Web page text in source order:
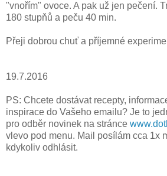
"vnořím" ovoce. A pak už jen pečení.
180 stupňů a peču 40 min.
Přeji dobrou chuť a příjemné
19.7.2016
PS: Chcete dostávat recepty,
inspirace do Vašeho emailu? Je to
pro odběr novinek na stránce
vlevo pod menu. Mail posílám cca 1x
kdykoliv odhlásit.